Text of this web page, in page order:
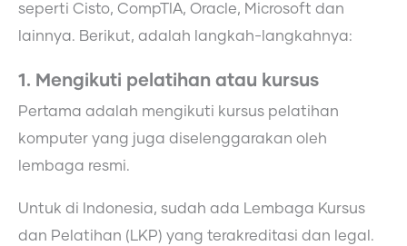
seperti Cisto, CompTIA, Oracle, Microsoft dan
lainnya. Berikut, adalah langkah-langkahnya:
1. Mengikuti pelatihan atau kursus
Pertama adalah mengikuti kursus pelatihan
komputer yang juga diselenggarakan oleh
lembaga resmi.
Untuk di Indonesia, sudah ada Lembaga Kursus
dan Pelatihan (LKP) yang terakreditasi dan legal.